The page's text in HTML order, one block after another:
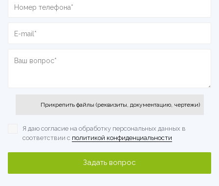
Прикрепить файлы (реквизиты, документацию, чертежи)
Я даю согласие на обработку персональных данных в
соответствии с политикой конфиденциальности